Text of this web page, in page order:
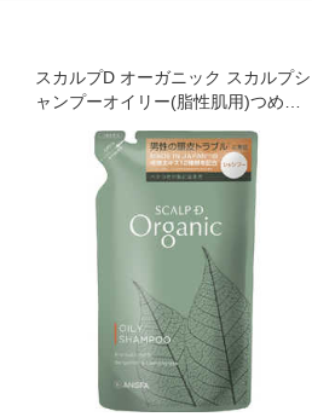
スカルプD オーガニック スカルプシ
ャンプーオイリー(脂性肌用)つめか